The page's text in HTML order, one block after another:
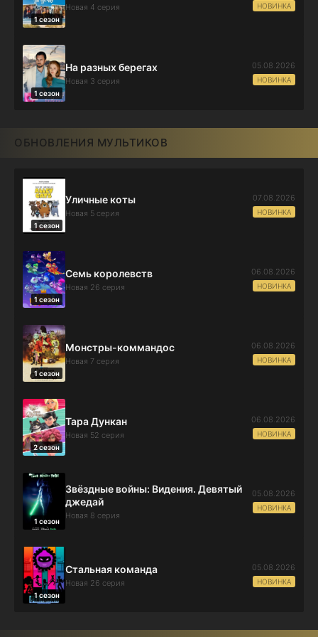
1 сезон
Новая 4 серия НОВИНКА
1 сезон
На разных берегах
Новая 3 серия
05.08.2026
НОВИНКА
ОБНОВЛЕНИЯ МУЛЬТИКОВ
1 сезон
Уличные коты
Новая 5 серия
07.08.2026
НОВИНКА
1 сезон
Семь королевств
Новая 26 серия
06.08.2026
НОВИНКА
1 сезон
Монстры-коммандос
Новая 7 серия
06.08.2026
НОВИНКА
2 сезон
Тара Дункан
Новая 52 серия
06.08.2026
НОВИНКА
1 сезон
Звёздные войны: Видения. Девятый
джедай
Новая 8 серия
05.08.2026
НОВИНКА
1 сезон
Стальная команда
Новая 26 серия
05.08.2026
НОВИНКА